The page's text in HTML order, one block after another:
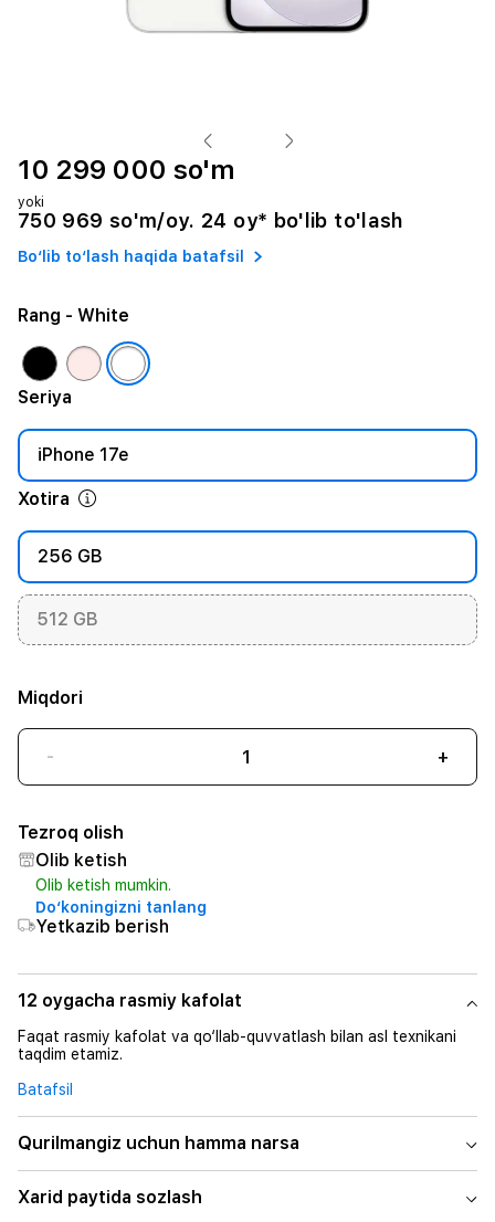
10 299 000 so'm
yoki
750 969 so'm/oy. 24 oy* bo'lib to'lash
Bo‘lib to‘lash haqida batafsil
Seriya
iPhone 17e
Xotira
256 GB
512 GB
Rang - White
Miqdori
- +
Tezroq olish
Olib ketish
Olib ketish mumkin.
Do‘koningizni tanlang
Yetkazib berish
12 oygacha rasmiy kafolat
Faqat rasmiy kafolat va qo‘llab-quvvatlash bilan asl texnikani
taqdim etamiz.
Batafsil
Qurilmangiz uchun hamma narsa
Xarid paytida sozlash